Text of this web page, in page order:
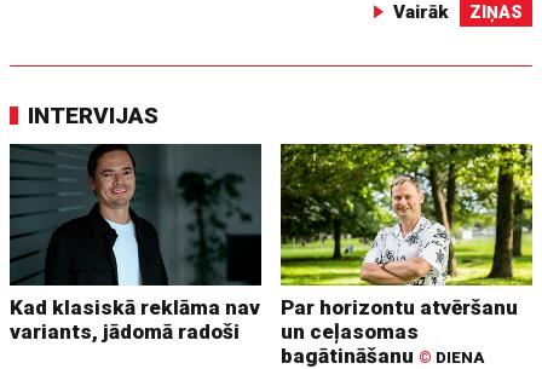
Vairāk ZIŅAS
INTERVIJAS
Kad klasiskā reklāma nav
variants, jādomā radoši
Par horizontu atvēršanu
un ceļasomas
bagātināšanu © DIENA